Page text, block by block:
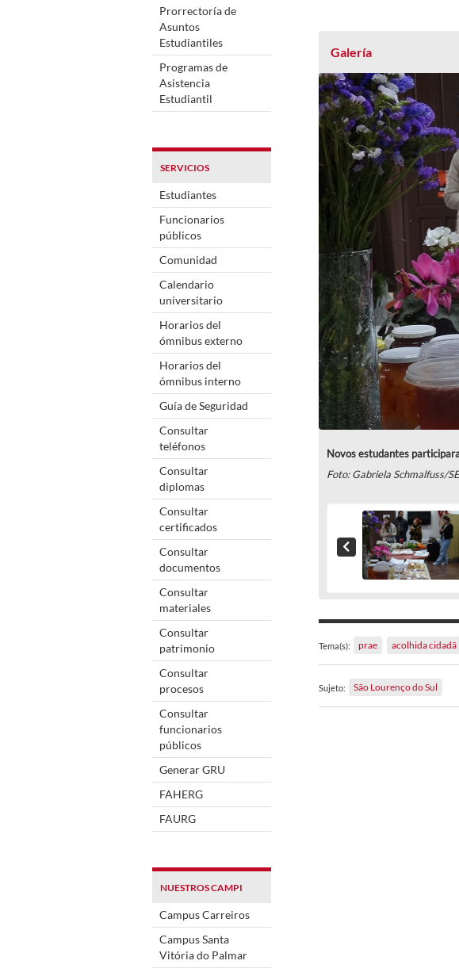
Prorrectoría de
Asuntos
Estudiantiles
Programas de
Asistencia
Estudiantil
SERVICIOS
Estudiantes
Funcionarios
públicos
Comunidad
Calendario
universitario
Horarios del
ómnibus externo
Horarios del
ómnibus interno
Guía de Seguridad
Consultar
teléfonos
Consultar
diplomas
Consultar
certificados
Consultar
documentos
Consultar
materiales
Consultar
patrimonio
Consultar
procesos
Consultar
funcionarios
públicos
Generar GRU
FAHERG
FAURG
NUESTROS CAMPI
Campus Carreiros
Campus Santa
Vitória do Palmar
Galería
Novos estudantes
Foto: Gabriela Schmalfuss/
Tema(s): prae acolhida cidadã
Sujeto: São Lourenço do Sul